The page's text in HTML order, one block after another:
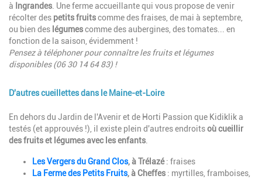
à Ingrandes. Une ferme accueillante qui vous propose de venir
récolter des petits fruitscomme des fraises, de mai à septembre,
ou bien des légumescomme des aubergines, des tomates... en
fonction de la saison, évidemment !
Pensez à téléphoner pour connaître les fruits et légumes
disponibles (06 30 14 64 83) !
D'autres cueillettes dans le Maine-et-Loire
Description
En dehors du Jardin de l'Avenir et de Horti Passion que Kidiklik a
testés (et approuvés !), il existe plein d'autres endroitsoù cueillir
des fruits et légumes avec les enfants.
Les Vergers du Grand Clos, à Trélazé: fraises
La Ferme des Petits Fruits, à Cheffes : myrtilles, framboises,